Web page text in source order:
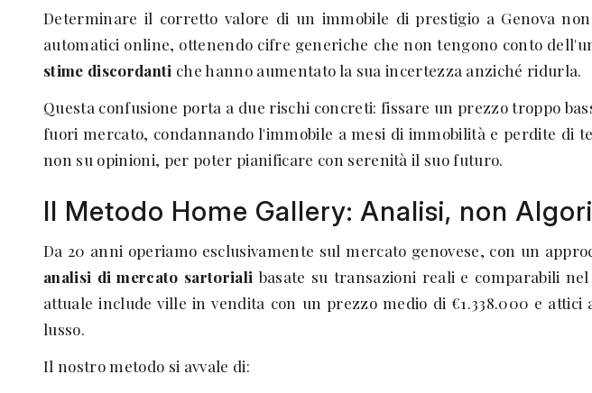
Determinare il corretto valore di un immobile di prestigio a Genova
automatici online, ottenendo cifre generiche che non tengono conto
stime discordanti che hanno aumentato la sua incertezza anziché ridurla.
Questa confusione porta a due rischi concreti: fissare un prezzo troppo
fuori mercato, condannando l'immobile a mesi di immobilità e perdite di
non su opinioni, per poter pianificare con serenità il suo futuro.
Il Metodo Home Gallery: Analisi, non
Da 20 anni operiamo esclusivamente sul mercato genovese, con un
analisi di mercato sartoriali basate su transazioni reali e comparabili
attuale include ville in vendita con un prezzo medio di €1.338.000 e
lusso.
Il nostro metodo si avvale di: